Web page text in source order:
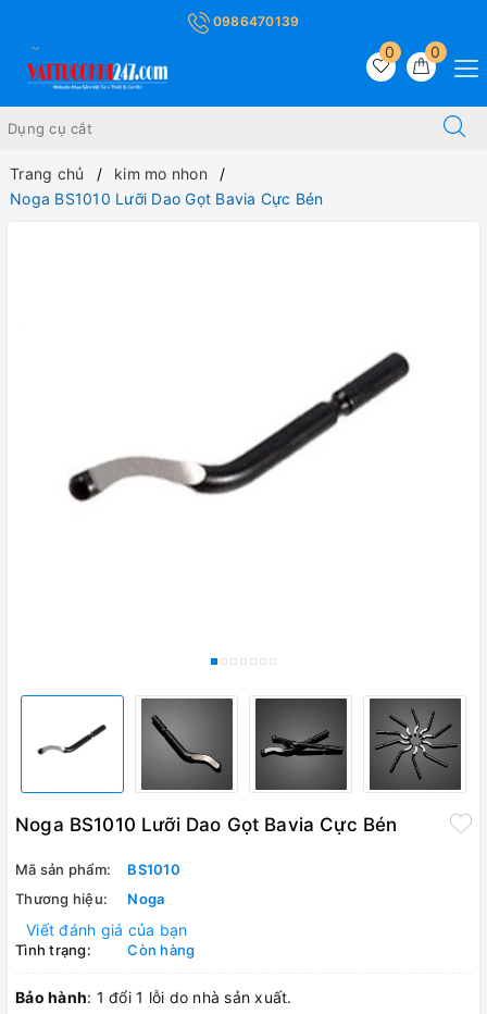
0986470139
0
0
Trang chủ
kim mo nhon
Noga BS1010 Lưỡi Dao Gọt Bavia Cực Bén
Noga BS1010 Lưỡi Dao Gọt Bavia Cực Bén
Mã sản phẩm:
BS1010
Thương hiệu:
Noga
Viết đánh giá của bạn
Tình trạng: Còn hàng
Bảo hành: 1 đổi 1 lỗi do nhà sản xuất.